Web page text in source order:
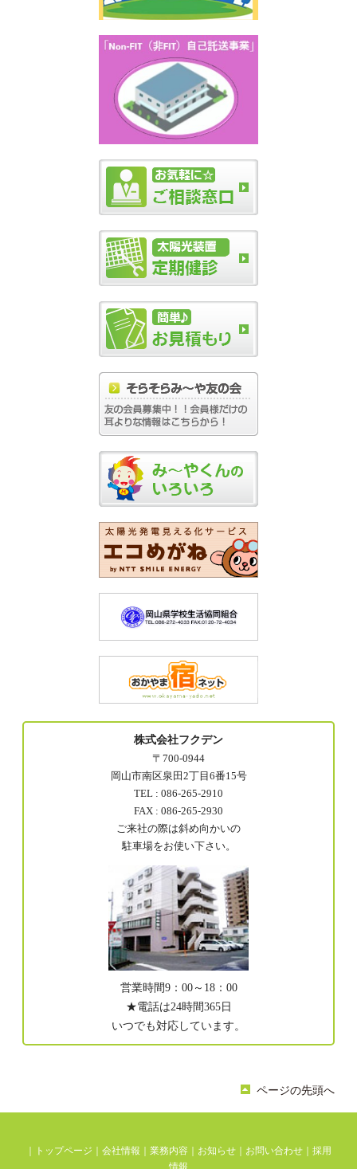
株式会社フクデン
〒700-0944
岡山市南区泉田2丁目6番15号
TEL : 086-265-2910
FAX : 086-265-2930
ご来社の際は斜め向かいの
駐車場をお使い下さい。
営業時間9：00～18：00
★電話は24時間365日
いつでも対応しています。
ページの先頭へ
トップページ 会社情報 業務内容 お知らせ お問い合わせ
採用